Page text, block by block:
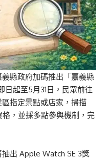
縣政府加碼推出「嘉義縣
日起至5月31日，民眾前往
指定景點或店家，掃描
，並採多點參與機制，完
出 Apple Watch SE 3獎